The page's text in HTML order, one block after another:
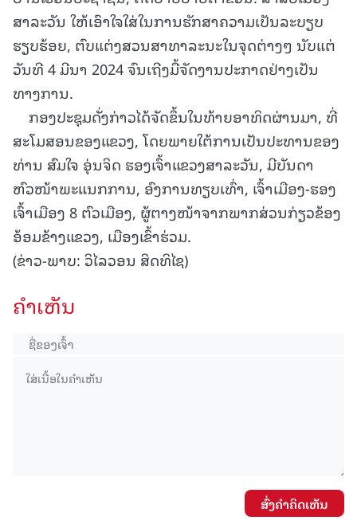
ສາລະວັນ ໃຫ້ເອົາໃຈໃສ່ໃນການຮັກສາຄວາມເປັນລະບຽບ
ຮຽບຮ້ອຍ, ຕົບແຕ່ງສວນສາທາລະນະໃນຈຸດຕ່າງໆ ນັບແຕ່
ວັນທີ 4 ມີນາ 2024 ຈົນເຖີງມື້ຈັດງານປະກາດຢ່າງເປັນ
ທາງການ.
ກອງປະຊຸມດັ່ງກ່າວໄດ້ຈັດຂຶ້ນໃນທ້າຍອາທິດຜ່ານມາ, ທີ່
ສະໂມສອນຂອງແຂວງ, ໂດຍພາຍໃຕ້ການເປັນປະທານຂອງ
ທ່ານ ສົມໃຈ ອຸ່ນຈິດ ຮອງເຈົ້າແຂວງສາລະວັນ, ມີບັນດາ
ຫົວໜ້າພະແນກການ, ອົງການທຽບເທົ່າ, ເຈົ້າເມືອງ-ຮອງ
ເຈົ້າເມືອງ 8 ຕົວເມືອງ, ຜູ້ຕາງໜ້າຈາກພາກສ່ວນກ່ຽວຂ້ອງ
ອ້ອມຂ້າງແຂວງ, ເມືອງເຂົ້າຮ່ວມ.
(ຂ່າວ-ພາບ: ວິໄລວອນ ສິດທິໄຊ)
ຄໍາເຫັນ
ສົ່ງຄໍາຄິດເຫັນ